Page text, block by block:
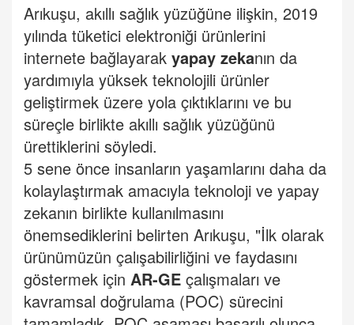
Arıkuşu, akıllı sağlık yüzüğüne ilişkin, 2019
yılında tüketici elektroniği ürünlerini
internete bağlayarak yapay zekanın da
yardımıyla yüksek teknolojili ürünler
geliştirmek üzere yola çıktıklarını ve bu
süreçle birlikte akıllı sağlık yüzüğünü
ürettiklerini söyledi.
5 sene önce insanların yaşamlarını daha da
kolaylaştırmak amacıyla teknoloji ve yapay
zekanın birlikte kullanılmasını
önemsediklerini belirten Arıkuşu, "İlk olarak
ürünümüzün çalışabilirliğini ve faydasını
göstermek için AR-GE çalışmaları ve
kavramsal doğrulama (POC) sürecini